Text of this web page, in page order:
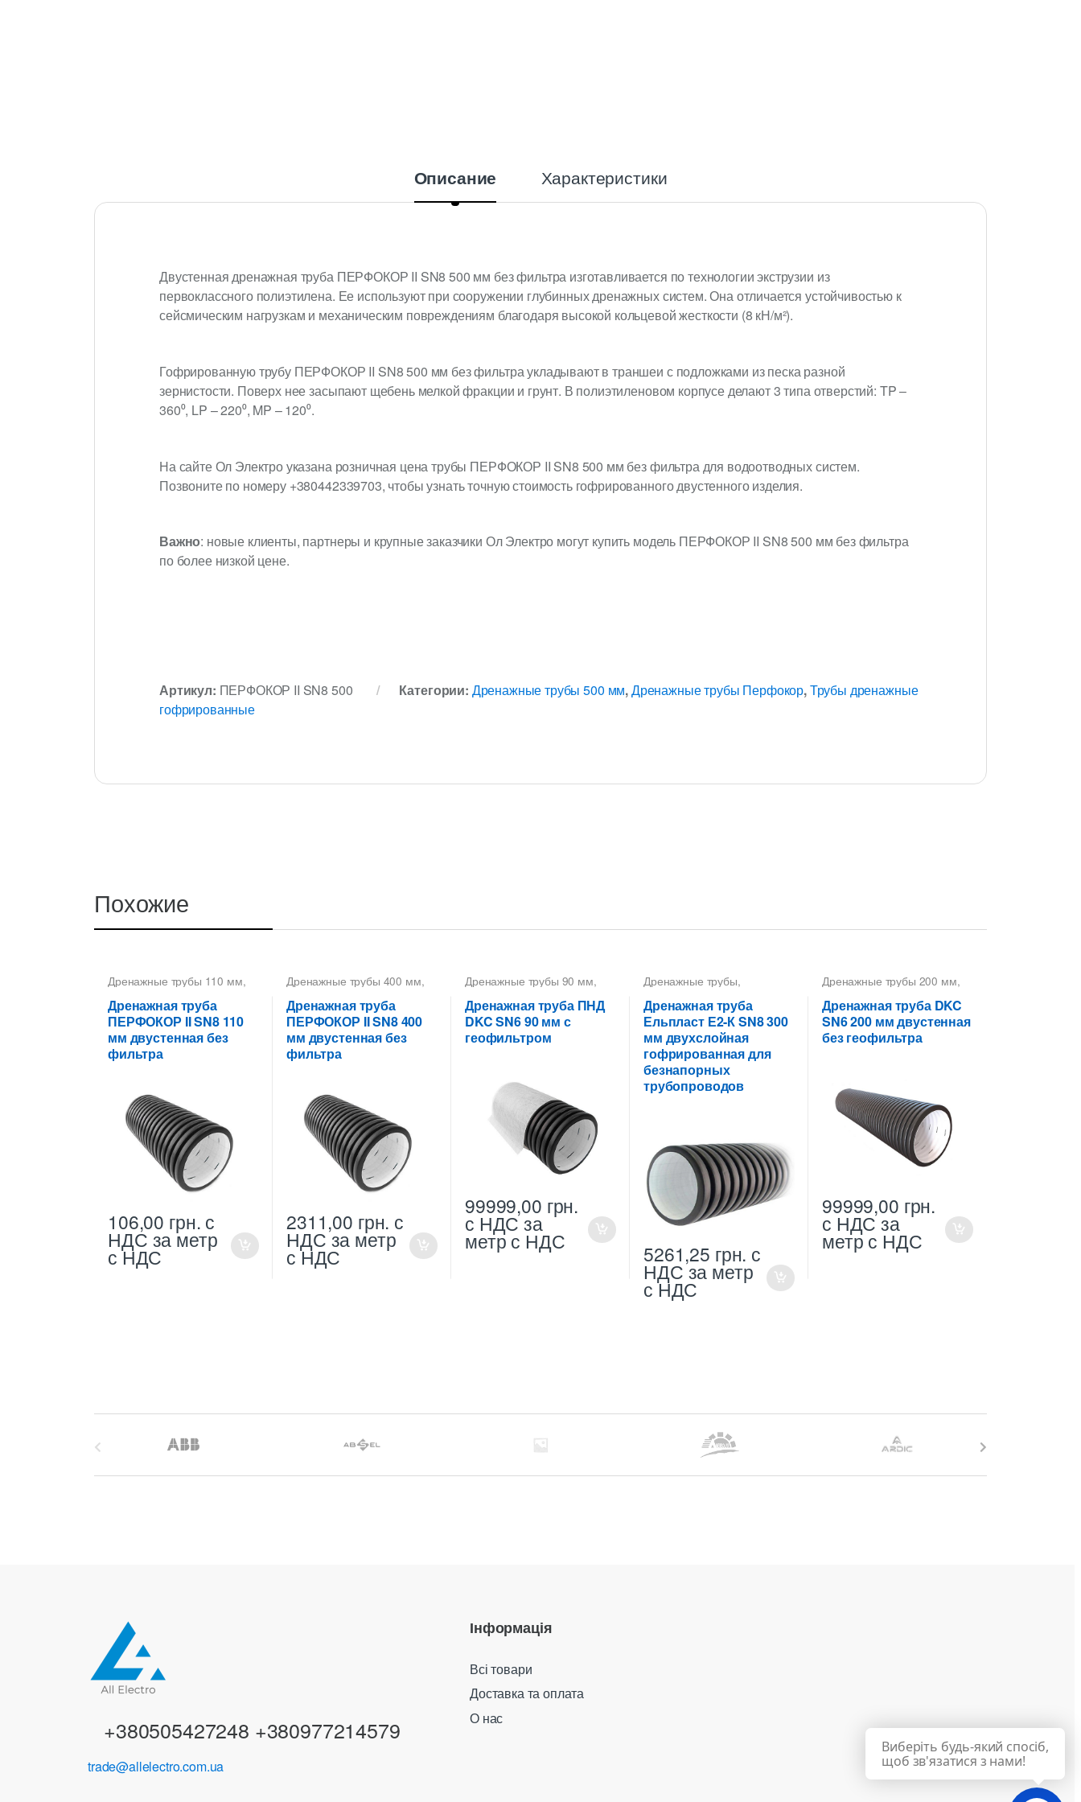
Описание Характеристики
Двустенная дренажная труба ПЕРФОКОР II SN8 500 мм без фильтра изготавливается по технологии экструзии из
первоклассного полиэтилена. Ее используют при сооружении глубинных дренажных систем. Она отличается устойчивостью к
сейсмическим нагрузкам и механическим повреждениям благодаря высокой кольцевой жесткости (8 кН/м²).
Гофрированную трубу ПЕРФОКОР II SN8 500 мм без фильтра укладывают в траншеи с подложками из песка разной
зернистости. Поверх нее засыпают щебень мелкой фракции и грунт. В полиэтиленовом корпусе делают 3 типа отверстий: TP –
360⁰, LP – 220⁰, MP – 120⁰.
На сайте Ол Электро указана розничная цена трубы ПЕРФОКОР II SN8 500 мм без фильтра для водоотводных систем.
Позвоните по номеру +380442339703, чтобы узнать точную стоимость гофрированного двустенного изделия.
Важно: новые клиенты, партнеры и крупные заказчики Ол Электро могут купить модель ПЕРФОКОР II SN8 500 мм без фильтра
по более низкой цене.
Артикул: ПЕРФОКОР II SN8 500 Категории: Дренажные трубы 500 мм,Дренажные трубы Перфокор,Трубы дренажные
гофрированные
Похожие
Дренажные трубы 110 мм,
Дренажные трубы
Перфокор,Трубы
дренажные гофрированные
Дренажная труба
ПЕРФОКОР II SN8 110
мм двустенная без
фильтра
106,00 грн. с
НДС за метр
с НДС
Дренажные трубы 400 мм,
Дренажные трубы
Перфокор,Трубы
дренажные гофрированные
Дренажная труба
ПЕРФОКОР II SN8 400
мм двустенная без
фильтра
2311,00 грн. с
НДС за метр
с НДС
Дренажные трубы 90 мм,
Трубы гофрированные
дренажные ДКС,Трубы
дренажные гофрированные
Дренажная труба ПНД
DKC SN6 90 мм с
геофильтром
99999,00 грн.
с НДСза
метр с НДС
Дренажные трубы,
Дренажные трубы 300 мм
Трубы дренажные
гофрированные
Дренажная труба
Ельпласт Е2-К SN8 300
мм двухслойная
гофрированная для
безнапорных
трубопроводов
5261,25 грн. с
НДС за метр
с НДС
Дренажные трубы 200 мм,
Трубы гофрированные
дренажные ДКС,Трубы
дренажные гофрированные
Дренажная труба DKC
SN6 200 мм двустенная
без геофильтра
99999,00 грн.
с НДСза
метр с НДС
+380505427248 +380977214579
trade@allelectro.com.ua
Інформація
Всі товари
Доставка та оплата
О нас
Виберіть будь-який спосіб,
щоб зв'язатися з нами!